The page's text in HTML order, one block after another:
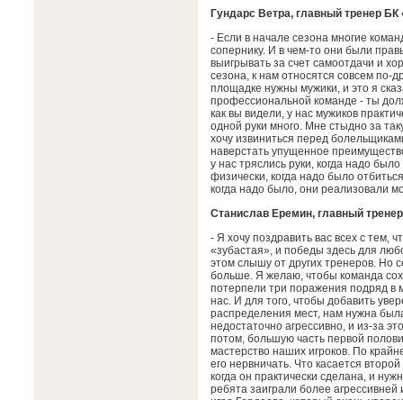
Гундарс Ветра, главный тренер
- Если в начале сезона многие
сопернику. И в чем-то они были
выигрывать за счет самоотдачи и
сезона, к нам относятся совсем по-
площадке нужны мужики, и это я
профессиональной команде - ты
как вы видели, у нас мужиков
одной руки много. Мне стыдно за
хочу извиниться перед
наверстать упущенное
у нас тряслись руки, когда надо
физически, когда надо было
когда надо было, они реализовали
Станислав Еремин, главный
- Я хочу поздравить вас всех с тем,
«зубастая», и победы здесь для
этом слышу от других тренеров. Но
больше. Я желаю, чтобы команда
потерпели три поражения подряд в
нас. И для того, чтобы добавить
распределения мест, нам нужна
недостаточно агрессивно, и из-за
потом, большую часть первой
мастерство наших игроков. По
его нервничать. Что касается
когда он практически сделана, и
ребята заиграли более